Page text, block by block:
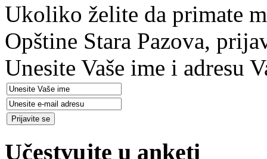
Ukoliko želite da primate
Opštine Stara Pazova,
Unesite Vaše ime i adresu
Učestvujte u anketi